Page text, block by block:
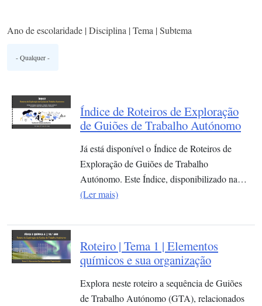
Ano de escolaridade | Disciplina | Tema | Subtema
Índice de Roteiros de Exploração
de Guiões de Trabalho Autónomo
Já está disponível o Índice de Roteiros de
Exploração de Guiões de Trabalho
Autónomo. Este Índice, disponibilizado na…
(Ler mais)
Roteiro | Tema 1 | Elementos
químicos e sua organização​
Explora neste roteiro a sequência de Guiões
de Trabalho Autónomo (GTA), relacionados